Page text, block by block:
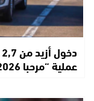
عملية “مرحبا 2026”